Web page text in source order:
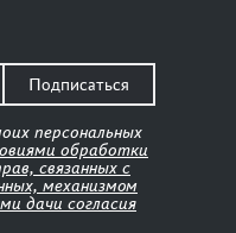
Подписаться
персональных
обработки
связанных с
механизмом
дачи согласия